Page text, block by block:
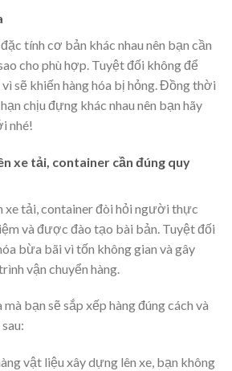
tính cơ bản khác nhau nên bạn cần
cho phù hợp. Tuyệt đối không để
sẽ khiến hàng hóa bị hỏng. Đồng thời
chịu đựng khác nhau nên bạn hãy
nhé!
xe tải, container cần đúng quy
xe tải, container đòi hỏi người thực
và được đào tạo bài bản. Tuyệt đối
bừa bãi vì tốn không gian và gây
vận chuyển hàng.
bạn sẽ sắp xếp hàng đúng cách và
vật liệu xây dựng lên xe, bạn không